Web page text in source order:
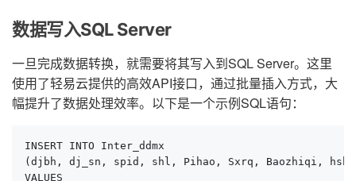
数据写入SQL Server
一旦完成数据转换，就需要将其写入到SQL Server。这里
使用了轻易云提供的高效API接口，通过批量插入方式，大
幅提升了数据处理效率。以下是一个示例SQL语句：
INSERT INTO Inter_ddmx
(djbh, dj_sn, spid, shl, Pihao, Sxrq, Baozhiqi,
VALUES